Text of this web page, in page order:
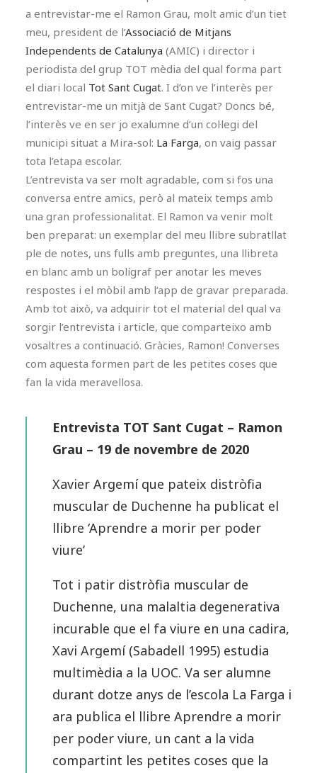
a entrevistar-me el Ramon Grau, molt amic d’un tiet
meu, president de l’Associació de Mitjans
Independents de Catalunya (AMIC) i director i
periodista del grup TOT mèdia del qual forma part
el diari local Tot Sant Cugat. I d’on ve l’interès per
entrevistar-me un mitjà de Sant Cugat? Doncs bé,
l’interès ve en ser jo exalumne d’un col·legi del
municipi situat a Mira-sol: La Farga, on vaig passar
tota l’etapa escolar.
L’entrevista va ser molt agradable, com si fos una
conversa entre amics, però al mateix temps amb
una gran professionalitat. El Ramon va venir molt
ben preparat: un exemplar del meu llibre subratllat
ple de notes, uns fulls amb preguntes, una llibreta
en blanc amb un bolígraf per anotar les meves
respostes i el mòbil amb l’app de gravar preparada.
Amb tot això, va adquirir tot el material del qual va
sorgir l’entrevista i article, que comparteixo amb
vosaltres a continuació. Gràcies, Ramon! Converses
com aquesta formen part de les petites coses que
fan la vida meravellosa.
Entrevista TOT Sant Cugat – Ramon
Grau – 19 de novembre de 2020
Xavier Argemí que pateix distròfia
muscular de Duchenne ha publicat el
llibre ‘Aprendre a morir per poder
viure’
Tot i patir distròfia muscular de
Duchenne, una malaltia degenerativa
incurable que el fa viure en una cadira,
Xavi Argemí (Sabadell 1995) estudia
multimèdia a la UOC. Va ser alumne
durant dotze anys de l’escola La Farga i
ara publica el llibre Aprendre a morir
per poder viure, un cant a la vida
compartint les petites coses que la